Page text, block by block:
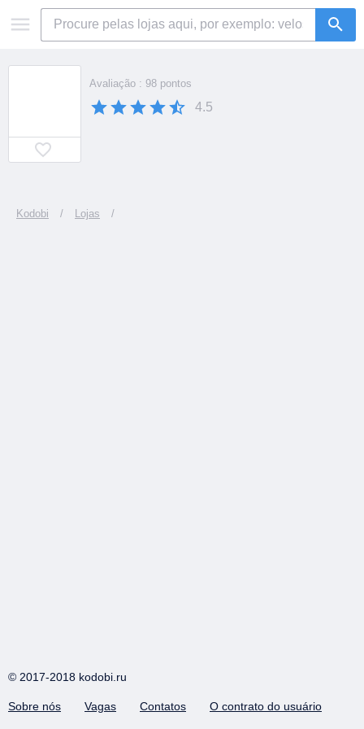
Avaliação : 98 pontos
4.5
Kodobi / Lojas /
© 2017-2018 kodobi.ru
Sobre nós Vagas Contatos O contrato do usuário